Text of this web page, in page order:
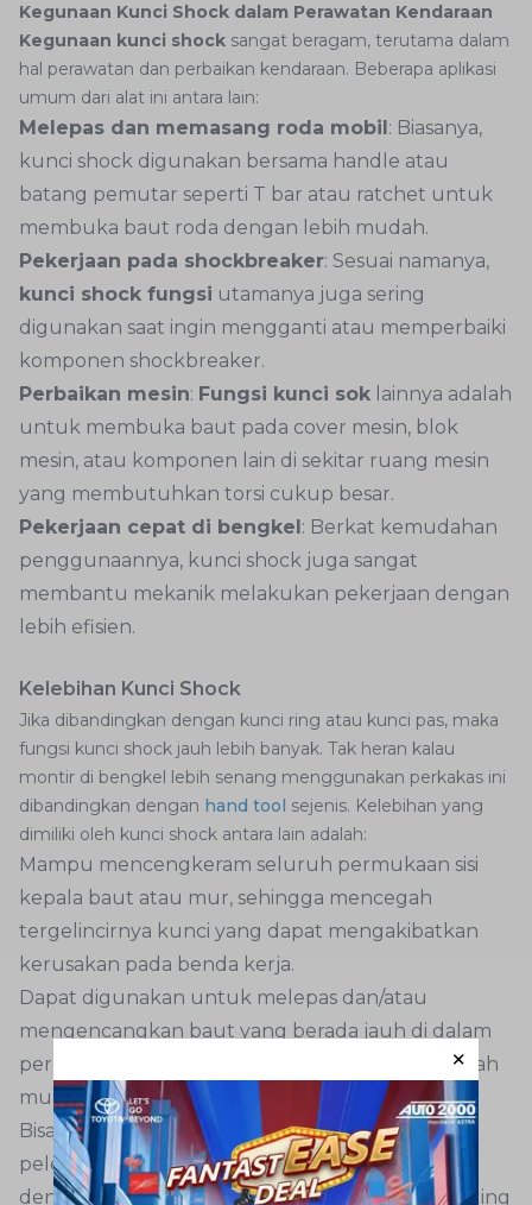
Kegunaan Kunci Shock dalam Perawatan Kendaraan
Kegunaan kunci shock sangat beragam, terutama dalam
hal perawatan dan perbaikan kendaraan. Beberapa aplikasi
umum dari alat ini antara lain:
Melepas dan memasang roda mobil : Biasanya,
kunci shock digunakan bersama handle atau
batang pemutar seperti T bar atau ratchet untuk
membuka baut roda dengan lebih mudah.
Pekerjaan pada shockbreaker: Sesuai namanya,
kunci shock fungsi utamanya juga sering
digunakan saat ingin mengganti atau memperbaiki
komponen shockbreaker.
Perbaikan mesin: Fungsi kunci sok lainnya adalah
untuk membuka baut pada cover mesin, blok
mesin, atau komponen lain di sekitar ruang mesin
yang membutuhkan torsi cukup besar.
Pekerjaan cepat di bengkel : Berkat kemudahan
penggunaannya, kunci shock juga sangat
membantu mekanik melakukan pekerjaan dengan
lebih efisien.
Kelebihan Kunci Shock
Jika dibandingkan dengan kunci ring atau kunci pas, maka
fungsi kunci shock jauh lebih banyak. Tak heran kalau
montir di bengkel lebih senang menggunakan perkakas ini
dibandingkan dengan hand tool sejenis. Kelebihan yang
dimiliki oleh kunci shock antara lain adalah:
Mampu mencengkeram seluruh permukaan sisi
kepala baut atau mur, sehingga mencegah
tergelincirnya kunci yang dapat mengakibatkan
kerusakan pada benda kerja.
Dapat digunakan untuk melepas dan/atau
mengencangkan baut yang berada jauh di dalam
permukaan dan sulit dijangkau, contohnya adalah
mur roda mobil.
Bisa dipakai bersamaan dengan beberapa alat
pelengkap lain. Contohnya adalah dipadukan
dengan kunci ratchet, extension bar, kunci T-sliding